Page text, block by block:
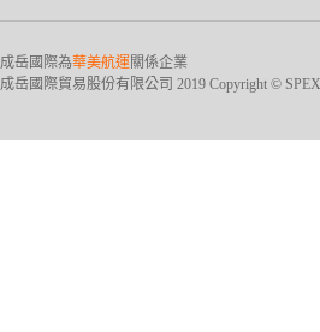
成岳國際為華美航運關係企業
成岳國際貿易股份有限公司 2019 Copyright © SPEX